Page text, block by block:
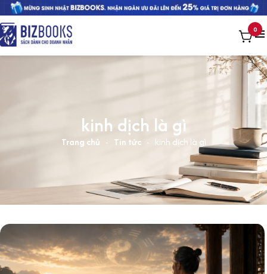
0
kinh dịch là gì
Trang chủ - Tin tức - kinh dịch là gì